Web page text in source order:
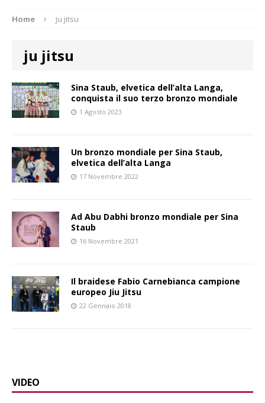
Home ju jitsu
ju jitsu
Sina Staub, elvetica dell’alta Langa,
conquista il suo terzo bronzo mondiale
1 Agosto 2023
Un bronzo mondiale per Sina Staub,
elvetica dell’alta Langa
17 Novembre 2022
Ad Abu Dabhi bronzo mondiale per Sina
Staub
16 Novembre 2021
Il braidese Fabio Carnebianca campione
europeo Jiu Jitsu
22 Gennaio 2018
VIDEO